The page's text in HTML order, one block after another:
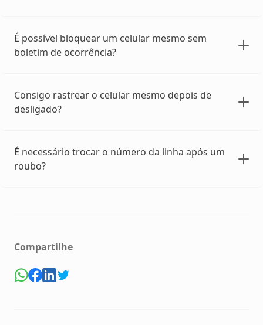
É possível bloquear um celular mesmo sem
boletim de ocorrência?
Consigo rastrear o celular mesmo depois de
desligado?
É necessário trocar o número da linha após um
roubo?
Compartilhe